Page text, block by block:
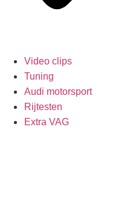
Video clips
Tuning
Audi motorsport
Rijtesten
Extra VAG